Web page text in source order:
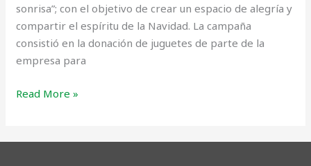
sonrisa”; con el objetivo de crear un espacio de alegría y
compartir el espíritu de la Navidad. La campaña
consistió en la donación de juguetes de parte de la
empresa para
Read More »